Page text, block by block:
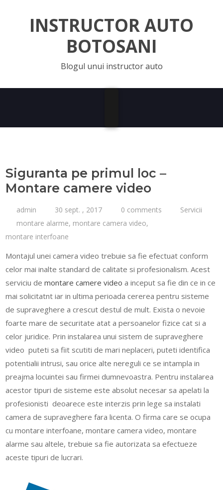
INSTRUCTOR AUTO
BOTOSANI
Blogul unui instructor auto
Siguranta pe primul loc –
Montare camere video
admin 30 sept. , 2017 0 comments
Servicii
montare alarme, montare camera video,
montare interfoane
Montajul unei camera video trebuie sa fie efectuat conform
celor mai inalte standard de calitate si profesionalism. Acest
serviciu demontare camere video a inceput sa fie din ce in ce
mai solicitatnt iar in ultima perioada cererea pentru sisteme
de supraveghere a crescut destul de mult. Exista o nevoie
foarte mare de securitate atat a persoanelor fizice cat si a
celor juridice. Prin instalarea unui sistem de supraveghere
video puteti sa fiit scutiti de mari neplaceri, puteti identifica
potentialii intrusi, sau orice alte nereguli ce se intampla in
preajma locuintei sau firmei dumnevoastra. Pentru instalarea
acestor tipuri de sisteme este absolut necesar sa apelati la
profesionisti deoarece este interzis prin lege sa instalati
camera de supraveghere fara licenta. O firma care se ocupa
cu montare interfoane, montare camera video, montare
alarme sau altele, trebuie sa fie autorizata sa efectueze
aceste tipuri de lucrari.